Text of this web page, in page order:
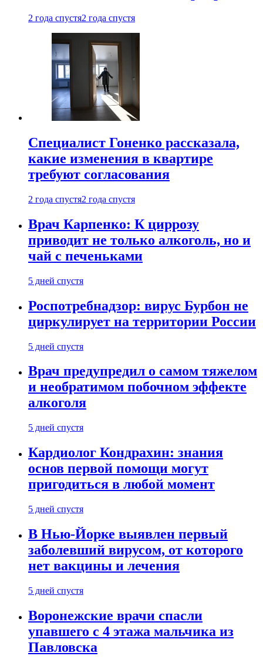
2 года спустя2 года спустя
Специалист Гоненко рассказала,
какие изменения в квартире
требуют согласования
2 года спустя2 года спустя
Врач Карпенко: К циррозу
приводит не только алкоголь, но и
чай с печеньками
5 дней спустя
Роспотребнадзор: вирус Бурбон не
циркулирует на территории России
5 дней спустя
Врач предупредил о самом тяжелом
и необратимом побочном эффекте
алкоголя
5 дней спустя
Кардиолог Кондрахин: знания
основ первой помощи могут
пригодиться в любой момент
5 дней спустя
В Нью-Йорке выявлен первый
заболевший вирусом, от которого
нет вакцины и лечения
5 дней спустя
Воронежские врачи спасли
упавшего с 4 этажа мальчика из
Павловска